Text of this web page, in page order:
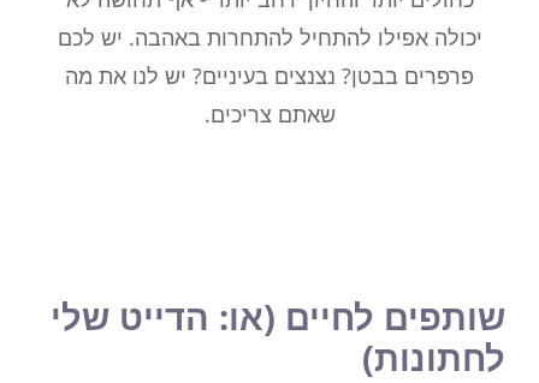
יכולה אפילו להתחיל להתחרות באהבה. יש לכם
פרפרים בבטן? נצנצים בעיניים? יש לנו את מה
שאתם צריכים.
שותפים לחיים (או: הדייט שלי
לחתונות)